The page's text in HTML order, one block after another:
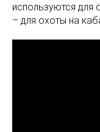
используются
– для охоты на